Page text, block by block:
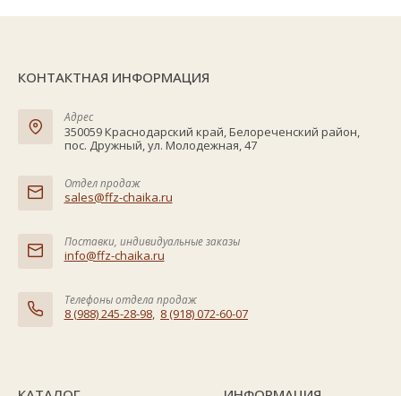
КОНТАКТНАЯ ИНФОРМАЦИЯ
Адрес
350059 Краснодарский край, Белореченский район,
пос. Дружный, ул. Молодежная, 47
Отдел продаж
sales@ffz-chaika.ru
Поставки, индивидуальные заказы
info@ffz-chaika.ru
Телефоны отдела продаж
8 (988) 245-28-98, 8 (918) 072-60-07